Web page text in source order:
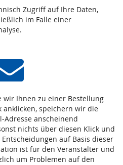
Zugriff auf Ihre Daten,
im Falle einer
wir Ihnen zu einer Bestellung
anklicken, speichern wir die
Adresse anscheinend
nichts über diesen Klick und
auf Basis dieser
ist für den Veranstalter und
um Problemen auf den